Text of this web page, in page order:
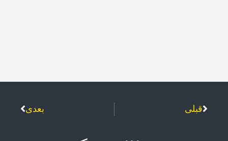
قبلی بعدی